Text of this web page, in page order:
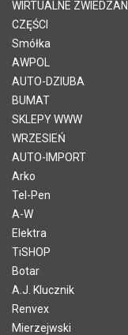
WIRTUALNE
CZĘŚCI
Smółka
AWPOL
AUTO-DZIUBA
BUMAT
SKLEPY WWW
WRZESIEŃ
AUTO-IMPORT
Arko
Tel-Pen
A-W
Elektra
TiSHOP
Botar
A.J. Klucznik
Renvex
Mierzejwski